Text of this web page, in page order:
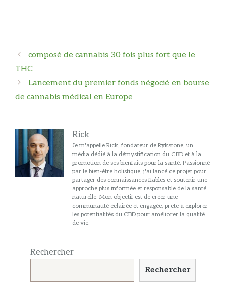
Navigation
des
articles
composé de cannabis 30 fois plus fort que le
THC
Lancement du premier fonds négocié en bourse
de cannabis médical en Europe
Rick
Je m'appelle Rick, fondateur de Rykstone, un
média dédié à la démystification du CBD et à la
promotion de ses bienfaits pour la santé. Passionné
par le bien-être holistique, j'ai lancé ce projet pour
partager des connaissances fiables et soutenir une
approche plus informée et responsable de la santé
naturelle. Mon objectif est de créer une
communauté éclairée et engagée, prête à explorer
les potentialités du CBD pour améliorer la qualité
de vie.
Rechercher
Rechercher